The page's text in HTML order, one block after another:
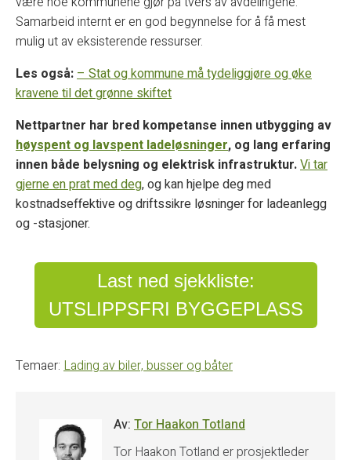
Samarbeid internt er en god begynnelse for å få mest
mulig ut av eksisterende ressurser.
Les også:– Stat og kommune må tydeliggjøre og øke
kravene til det grønne skiftet
Nettpartner har bred kompetanse innen utbygging av
høyspent og lavspent ladeløsninger, og lang erfaring
innen både belysning og elektrisk infrastruktur.Vi tar
gjerne en prat med deg, og kan hjelpe deg med
kostnadseffektive og driftssikre løsninger for ladeanlegg
og -stasjoner.
Last ned sjekkliste:
UTSLIPPSFRI BYGGEPLASS
Temaer: Lading av biler, busser og båter
Av: Tor Haakon Totland
Tor Haakon Totland er prosjektleder